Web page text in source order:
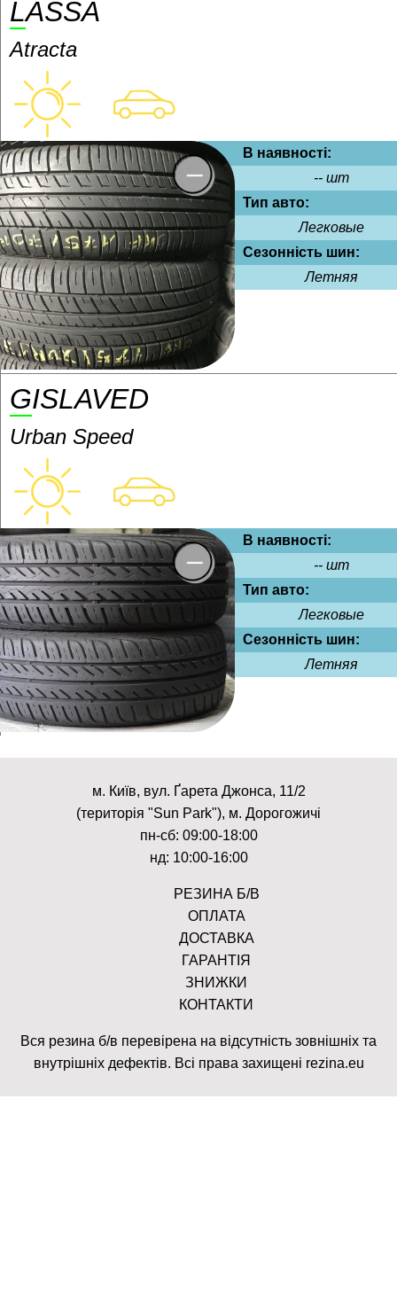
LASSA
Atracta
В наявності:
-- шт
Тип авто:
Легковые
Сезонність шин:
Летняя
GISLAVED
Urban Speed
В наявності:
-- шт
Тип авто:
Легковые
Сезонність шин:
Летняя
м. Київ, вул. Ґарета Джонса, 11/2
(територія "Sun Park"), м. Дорогожичі
пн-сб: 09:00-18:00
нд: 10:00-16:00
РЕЗИНА Б/В
ОПЛАТА
ДОСТАВКА
ГАРАНТІЯ
ЗНИЖКИ
КОНТАКТИ
Вся резина б/в перевірена на відсутність зовнішніх та
внутрішніх дефектів. Всі права захищені rezina.eu